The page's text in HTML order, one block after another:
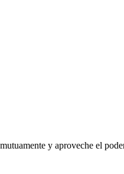
y aproveche el